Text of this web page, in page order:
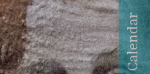
Calendar